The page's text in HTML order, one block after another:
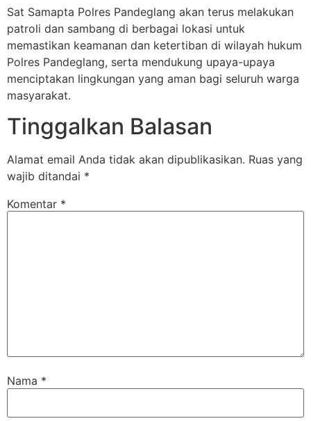
Sat Samapta Polres Pandeglang akan terus melakukan
patroli dan sambang di berbagai lokasi untuk
memastikan keamanan dan ketertiban di wilayah hukum
Polres Pandeglang, serta mendukung upaya-upaya
menciptakan lingkungan yang aman bagi seluruh warga
masyarakat.
Tinggalkan Balasan
Alamat email Anda tidak akan dipublikasikan. Ruas yang
wajib ditandai *
Komentar *
Nama *